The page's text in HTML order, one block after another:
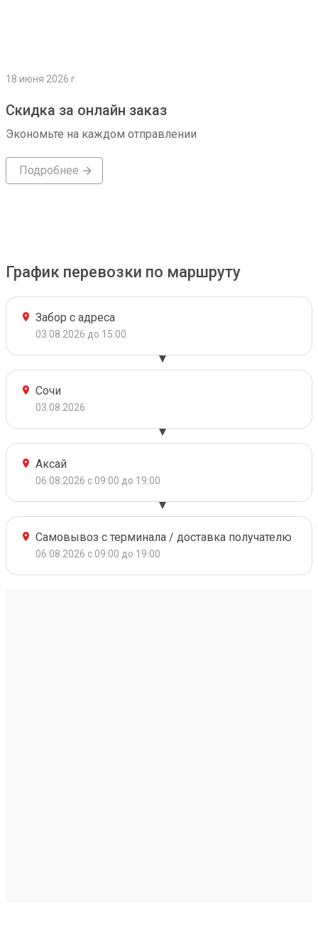
18 июня 2026 г.
Скидка за онлайн заказ
Экономьте на каждом отправлении
Подробнее
График перевозки по маршруту
Забор с адреса
03.08.2026 до 15:00
Сочи
03.08.2026
Аксай
06.08.2026 с 09:00 до 19:00
Самовывоз с терминала / доставка получателю
06.08.2026 с 09:00 до 19:00